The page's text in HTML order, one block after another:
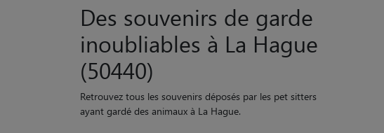
Des souvenirs de garde
inoubliables à La Hague
(50440)
Retrouvez tous les souvenirs déposés par les pet sitters
ayant gardé des animaux à La Hague.